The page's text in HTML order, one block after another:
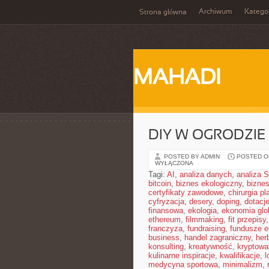
Strona główna Archiwum
MAHADI
DIY W OGRODZIE
POSTED BY ADMIN POSTED
WYŁĄCZONA
Tagi: AI , analiza danych, analiza
bitcoin, biznes ekologiczny,
certyfikaty zawodowe, chirurgia
cyfryzacja, desery, doping, dotacje
finansowa, ekologia, ekonomia
ethereum, filmmaking, fit przepisy,
franczyza, fundraising, fundusze
business, handel zagraniczny,
konsulting, kreatywność,
kulinarne inspiracje, kwalifikacje,
medycyna sportowa, minimalizm,